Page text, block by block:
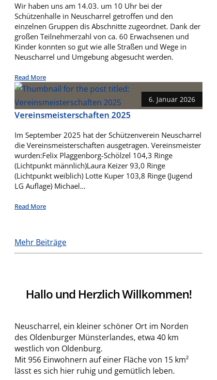
Wir haben uns am 14.03. um 10 Uhr bei der
Schützenhalle in Neuscharrel getroffen und den
einzelnen Gruppen dis Abschnitte zugeordnet. Dank der
großen Teilnehmerzahl von ca. 60 Erwachsenen und
Kinder konnten so gut wie alle Straßen und Wege in
Neuscharrel und Umgebung abgesucht werden.
Read More
6. Januar 2026
Vereinsmeisterschaften 2025
Im September 2025 hat der Schützenverein Neuscharrel
die Vereinsmeisterschaften ausgetragen. Vereinsmeister
wurden:Felix Plaggenborg-Schölzel 104,3 Ringe
(Lichtpunkt männlich)Laura Keizer 93,0 Ringe
(Lichtpunkt weiblich) Lotte Kuper 103,8 Ringe (Jugend
LG Auflage) Michael…
Read More
Mehr Beiträge
Hallo und Herzlich Willkommen!
Neuscharrel, ein kleiner schöner Ort im Norden
des Oldenburger Münsterlandes, etwa 40 km
westlich von Oldenburg.
Mit 956 Einwohnern auf einer Fläche von 15 km²
lässt es sich hier ruhig und gemütlich leben.